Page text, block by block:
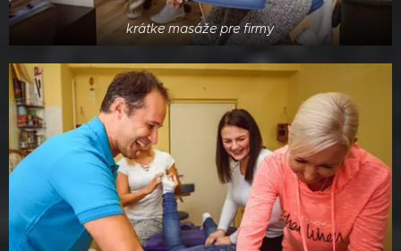
krátke masáže pre firmy